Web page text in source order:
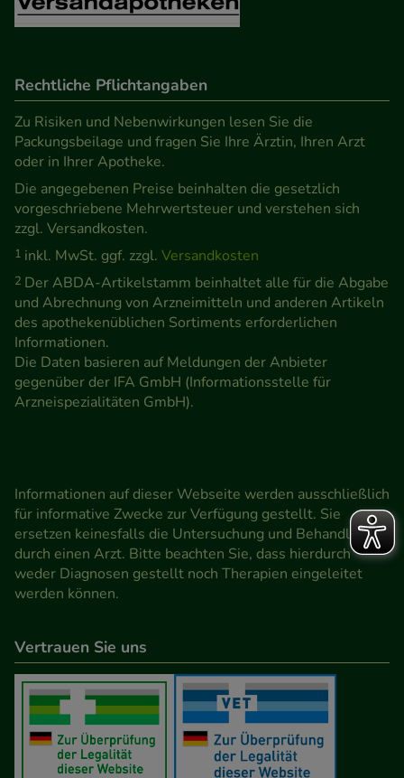
anzupassen. Komfort-Cookies ermöglichen es uns
betreiben.
Statistik & Tracking:Hierüber lassen sich
Informationen über die Art und Weise der Nutzung
unserer Website sammeln, mit deren Hilfe wir
unsere Website weiter für Sie optimieren können,
den Inhalt auf unserer Website aber auch die
Werbung auf Drittseiten möglichst relevant für Sie
zu gestalten. Bitte beachten Sie, dass Daten hierfür
teilweise an Dritte wie z.B. Google oder soziale
Medien übertragen werden.
Rechtliche Pflichtangaben
Zu Risiken und Nebenwirkungen lesen Sie die
Packungsbeilage und fragen Sie Ihre Ärztin, Ihren Arzt
oder in Ihrer Apotheke.
Die angegebenen Preise beinhalten die gesetzlich
vorgeschriebene Mehrwertsteuer und verstehen sich
zzgl. Versandkosten.
1 inkl. MwSt. ggf. zzgl. Versandkosten
2 Der ABDA-Artikelstamm beinhaltet alle für die Abgabe
und Abrechnung von Arzneimitteln und anderen Artikeln
des apothekenüblichen Sortiments erforderlichen
Informationen.
Die Daten basieren auf Meldungen der Anbieter
gegenüber der IFA GmbH (Informationsstelle für
Arzneispezialitäten GmbH).
Informationen auf dieser Webseite werden ausschließlich
für informative Zwecke zur Verfügung gestellt. Sie
ersetzen keinesfalls die Untersuchung und Behandlung
durch einen Arzt. Bitte beachten Sie, dass hierdurch
weder Diagnosen gestellt noch Therapien eingeleitet
werden können.
Vertrauen Sie uns